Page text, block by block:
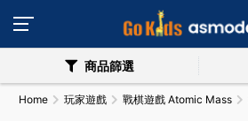
商品篩選
Home 玩家遊戲 戰棋遊戲 Atomic Mass